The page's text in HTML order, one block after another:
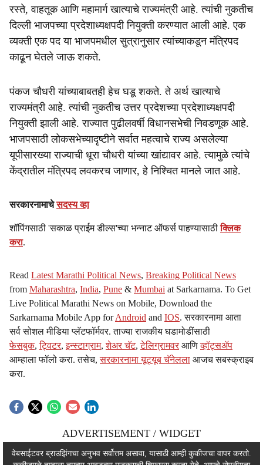
रस्ते, वाहतूक आणि महामार्ग खात्याचे राज्यमंत्री आहे. त्यांची नुकतीच
दिल्ली भाजपच्या प्रदेशाध्यक्षपदी नियुक्ती करण्यात आली आहे. एक
व्यक्ती एक पद या भाजपमधील सुत्रानुसार त्यांच्याकडून मंत्रिपद
काढून घेतले जाऊ शकते.
पंकज चौधरी यांच्याबाबतही हेच घडू शकते. ते अर्थ खात्याचे
राज्यमंत्री आहे. त्यांची नुकतीच उत्तर प्रदेशच्या प्रदेशाध्यक्षपदी
नियुक्ती झाली आहे. राज्यात पुढीलवर्षी विधानसभेची निवडणूक आहे.
भाजपसाठी लोकसभेच्यादृष्टीने सर्वात महत्वाचे राज्य असलेल्या
यूपीसारख्या राज्याची धूरा चौधरी यांच्या खांद्यावर आहे. त्यामुळे त्यांचे
केंद्रातील मंत्रिपद लवकरच जाणार, हे निश्चित मानले जात आहे.
सरकारनामाचेसदस्य व्हा
शॉपिंगसाठी 'सकाळ प्राईम डील्स'च्या भन्नाट ऑफर्स पाहण्यासाठीक्लिक
करा.
Read Latest Marathi Political News, Breaking Political News
from Maharashtra, India, Pune & Mumbai at Sarkarnama. To Get
Live Political Marathi News on Mobile, Download the
Sarkarnama Mobile App forAndroid and IOS. सरकारनामा आता
सर्व सोशल मीडिया प्लॅटफॉर्मवर. ताज्या राजकीय घडामोडींसाठी
फेसबुक,ट्विटर,इन्स्टाग्राम,शेअर चॅट,टेलिग्रामवर आणिव्हॉट्सॲप
आम्हाला फॉलो करा. तसेच,सरकारनामा यूट्यूब चॅनेलला आजच सबस्क्राइब
करा.
ADVERTISEMENT / WIDGET
ADVERTISEMENT / WIDGET
वेबसाईटवर ब्राउझिंगचा अनुभव सर्वोत्तम असावा, यासाठी आम्ही कुकीजचा वापर करतो.